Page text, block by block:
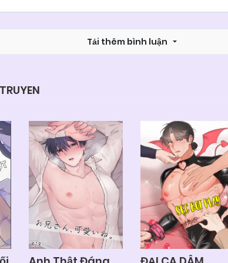
Chapter 99
Chapter 96 26/06/2026
Chapter 94 26/06/2026
Chapter 92 26/06/2026
Chapter 90 26/06/2026
Tải thêm bình luận